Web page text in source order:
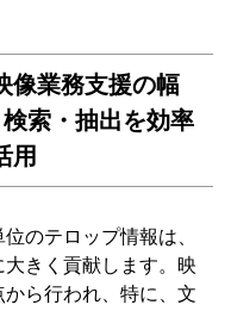
像業務支援の幅
索・抽出を効率
用
のテロップ情報は、
きく貢献します。映
ら行われ、特に、文